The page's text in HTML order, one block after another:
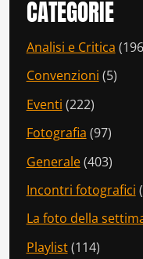
CATEGORIE
Analisi e Critica
Convenzioni (5)
Eventi (222)
Fotografia (97)
Generale(403)
Incontri fotografici
La foto della
Playlist(114)